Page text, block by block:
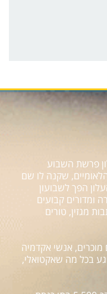
הוקם עלון פרשת השבוע
שקנה לו שם
הפך לשבועון
ומדורים קבועים
מגזין, טורים
מוכרים, אנשי אקדמיה
בכל מה שאקטואלי,